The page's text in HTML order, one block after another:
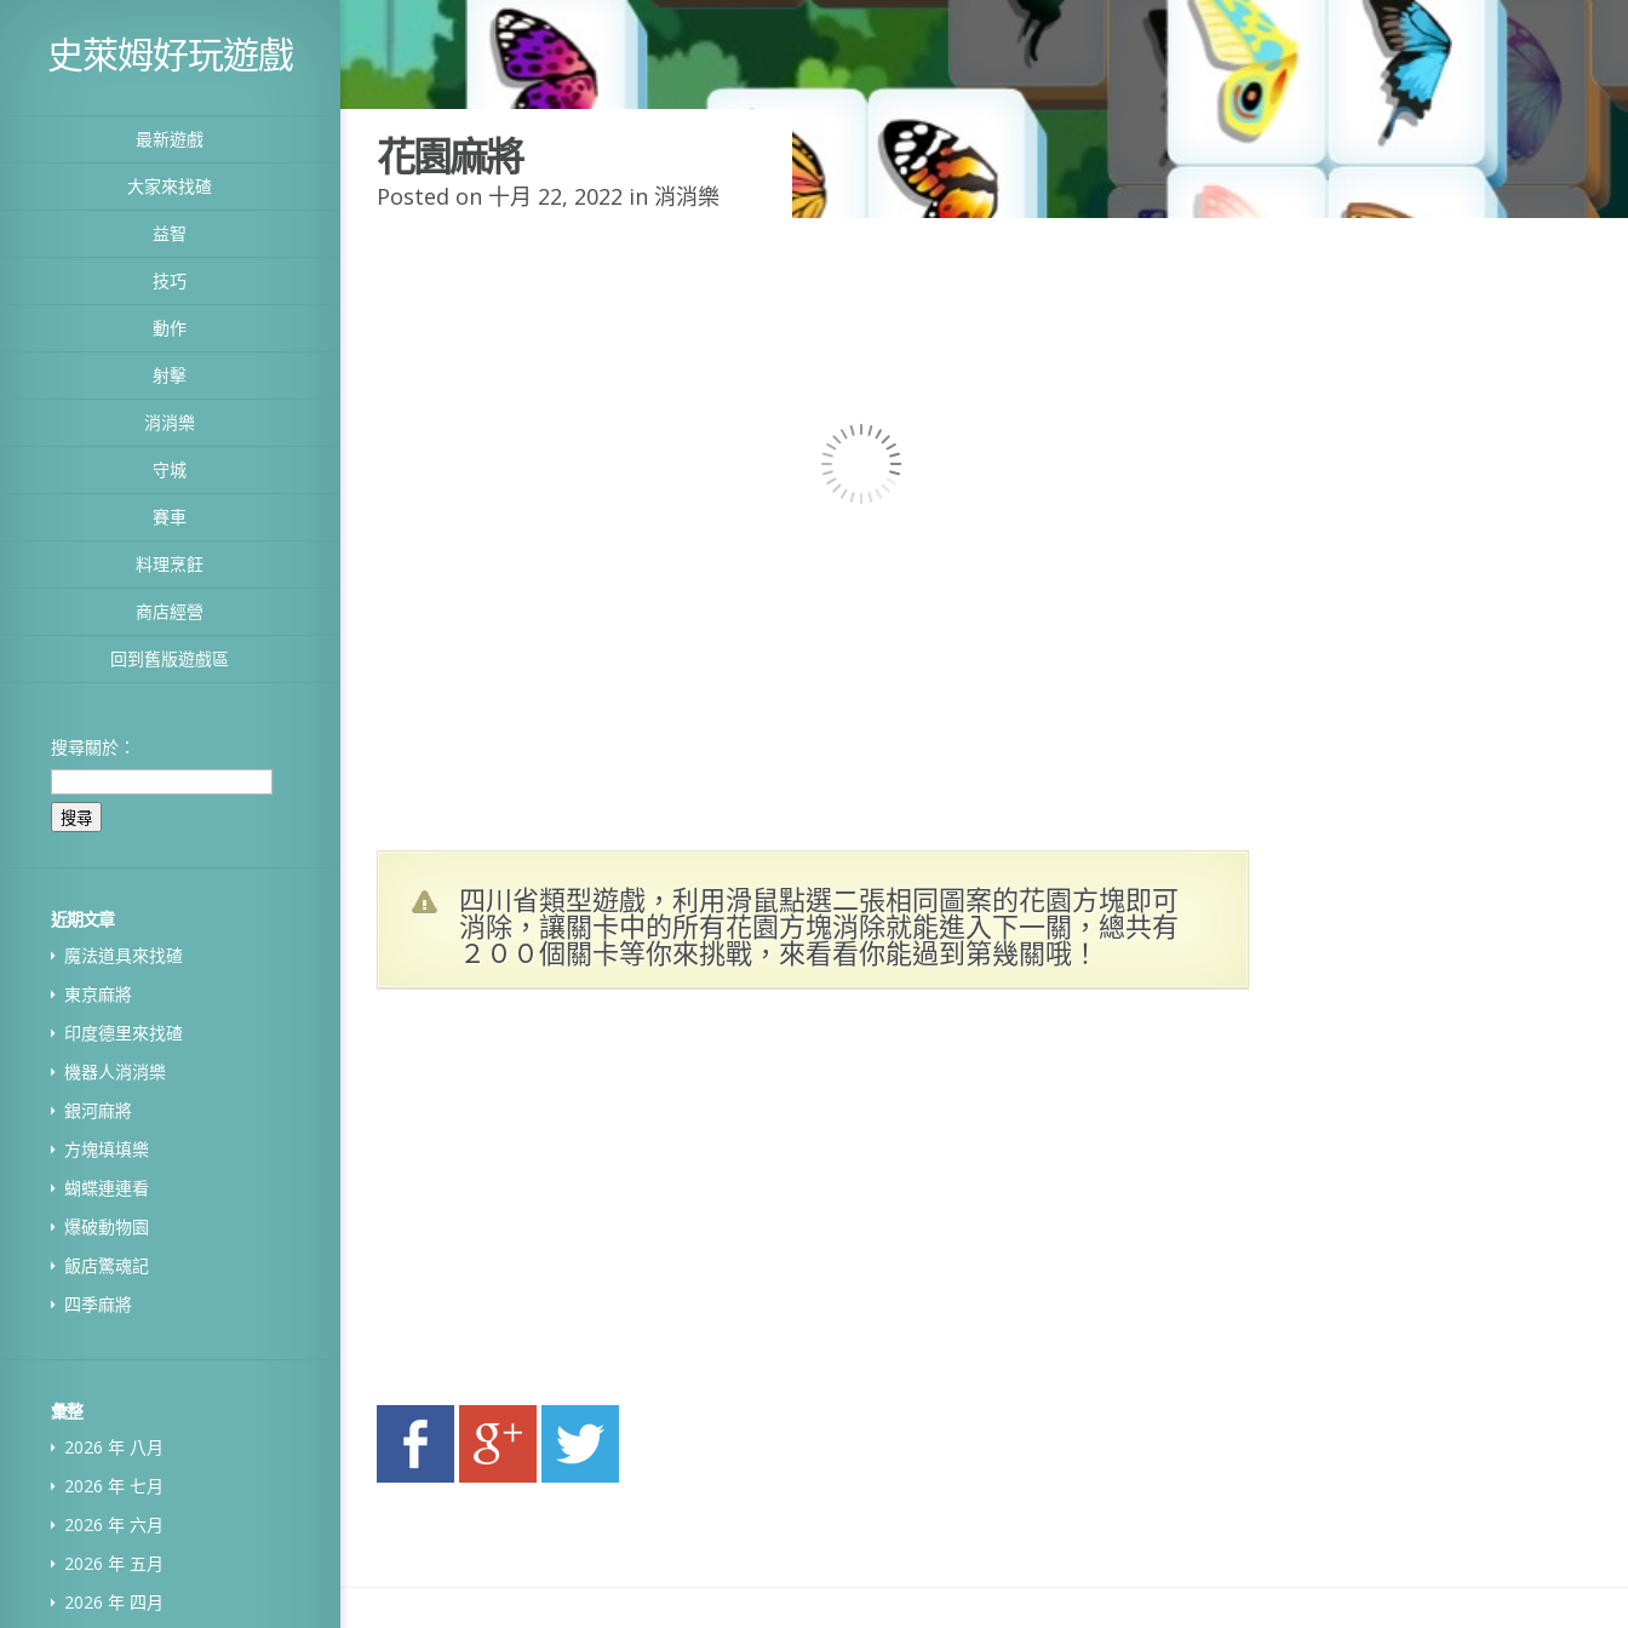
史萊姆好玩遊戲
最新遊戲
大家來找碴
益智
技巧
動作
射擊
消消樂
守城
賽車
料理烹飪
商店經營
回到舊版遊戲區
搜尋關於：
近期文章
魔法道具來找碴
東京麻將
印度德里來找碴
機器人消消樂
銀河麻將
方塊填填樂
蝴蝶連連看
爆破動物園
飯店驚魂記
四季麻將
彙整
2026 年 八月
2026 年 七月
2026 年 六月
2026 年 五月
2026 年 四月
花園麻將
Posted on 十月 22, 2022 in 消消樂
四川省類型遊戲，利用滑鼠點選二張相同圖案的花園方塊即可
消除，讓關卡中的所有花園方塊消除就能進入下一關，總共有
２００個關卡等你來挑戰，來看看你能過到第幾關哦！